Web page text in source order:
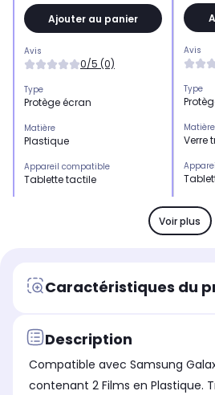
Ajouter au panier
Avis
0/5 (0)
Type
Protège écran
Matière
Plastique
Appareil compatible
Tablette tactile
Avis
Type
Matière
Verre
Coloris
Voir plus
Caractéristiques du
Description
Compatible avec Samsung
contenant 2 Films en Plastique.